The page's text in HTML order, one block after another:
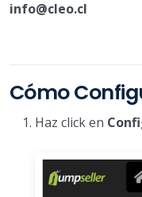
info@cleo.cl
Cómo
Haz click en